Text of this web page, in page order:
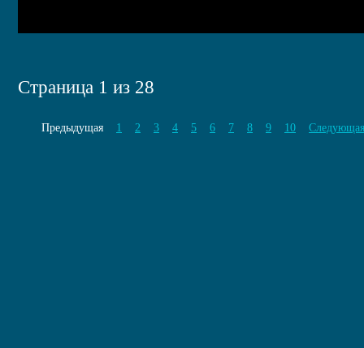
Страница 1 из 28
Предыдущая 1 2 3 4 5 6 7 8 9 10 Следующая